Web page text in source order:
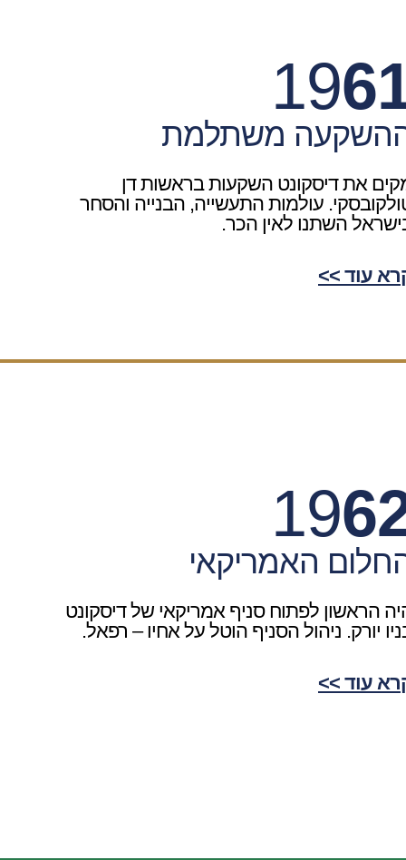
19
משתלמת
את דיסקונט השקעות בראשות דן
עולמות התעשייה, הבנייה והסחר
השתנו לאין הכר.
עוד >>
19
האמריקאי
הראשון לפתוח סניף אמריקאי של דיסקונט
יורק. ניהול הסניף הוטל על אחיו – רפאל.
עוד >>